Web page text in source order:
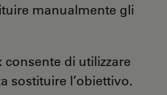
manualmente gli
di utilizzare
sostituire l’obiettivo.